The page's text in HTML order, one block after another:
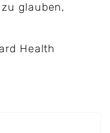
glauben,
Health